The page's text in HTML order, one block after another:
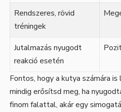
Rendszeres, rövid
tréningek
Jutalmazás nyugodt
reakció esetén
Fontos, hogy a kutya számára
mindig erősítsd meg, ha
finom falattal, akár egy